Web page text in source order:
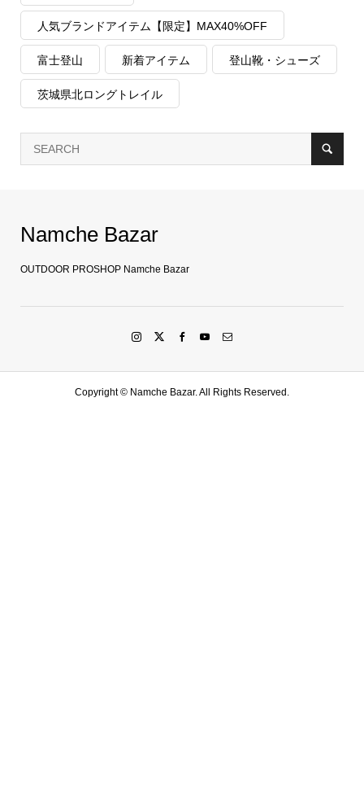
人気ブランドアイテム【限定】MAX40%OFF
富士登山 新着アイテム 登山靴・シューズ
茨城県北ロングトレイル
Namche Bazar
OUTDOOR PROSHOP Namche Bazar
Copyright © Namche Bazar. All Rights Reserved.